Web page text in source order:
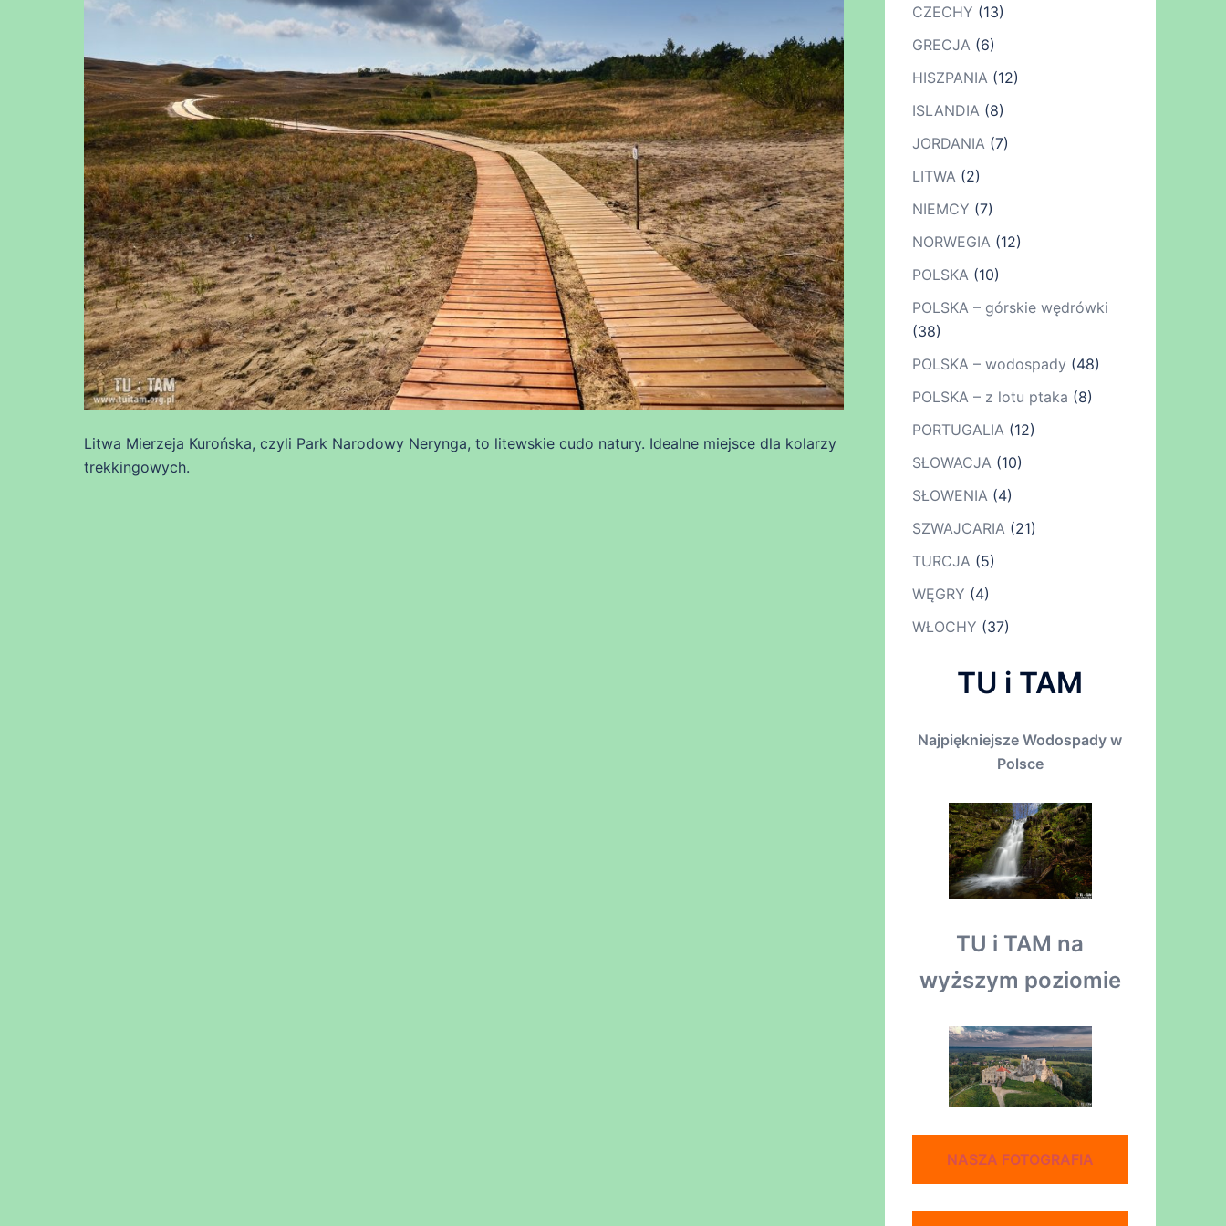
Litwa Mierzeja Kurońska, czyli Park Narodowy Nerynga, to litewskie cudo natury. Idealne miejsce dla kolarzy
trekkingowych.
CZECHY (13)
GRECJA(6)
HISZPANIA(12)
ISLANDIA(8)
JORDANIA(7)
LITWA(2)
NIEMCY (7)
NORWEGIA(12)
POLSKA(10)
POLSKA – górskie wędrówki
(38)
POLSKA – wodospady (48)
POLSKA – z lotu ptaka (8)
PORTUGALIA(12)
SŁOWACJA(10)
SŁOWENIA(4)
SZWAJCARIA(21)
TURCJA(5)
WĘGRY (4)
WŁOCHY (37)
TU i TAM
Najpiękniejsze Wodospady w
Polsce
TU i TAM na
wyższym poziomie
NASZA FOTOGRAFIA